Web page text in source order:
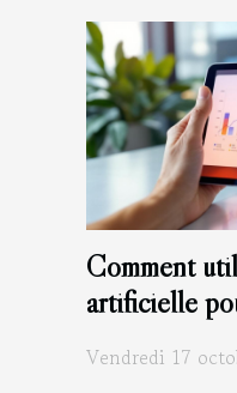
Comment
artificielle
Vendredi 17